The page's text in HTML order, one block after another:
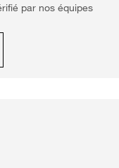
par nos équipes